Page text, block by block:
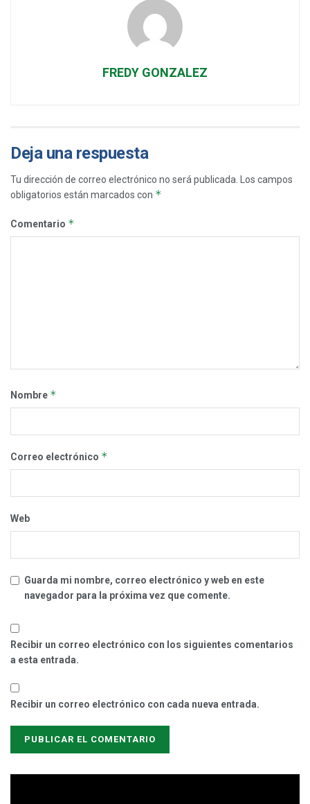
FREDY GONZALEZ
Deja una respuesta
Tu dirección de correo electrónico no será publicada. Los campos
obligatorios están marcados con *
Comentario *
Nombre *
Correo electrónico *
Web
Guarda mi nombre, correo electrónico y web en este
navegador para la próxima vez que comente.
Recibir un correo electrónico con los siguientes comentarios
a esta entrada.
Recibir un correo electrónico con cada nueva entrada.